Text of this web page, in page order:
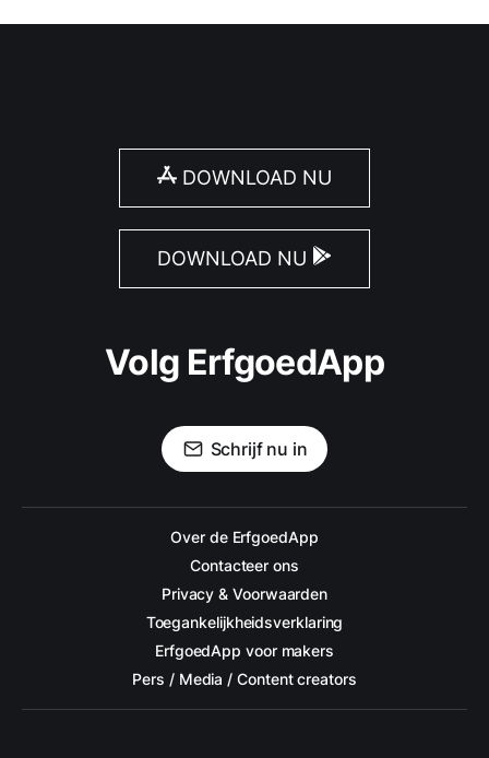
DOWNLOAD NU
DOWNLOAD NU
Volg ErfgoedApp
Schrijf nu in
Over de ErfgoedApp
Contacteer ons
Privacy & Voorwaarden
Toegankelijkheidsverklaring
ErfgoedApp voor makers
Pers / Media / Content creators